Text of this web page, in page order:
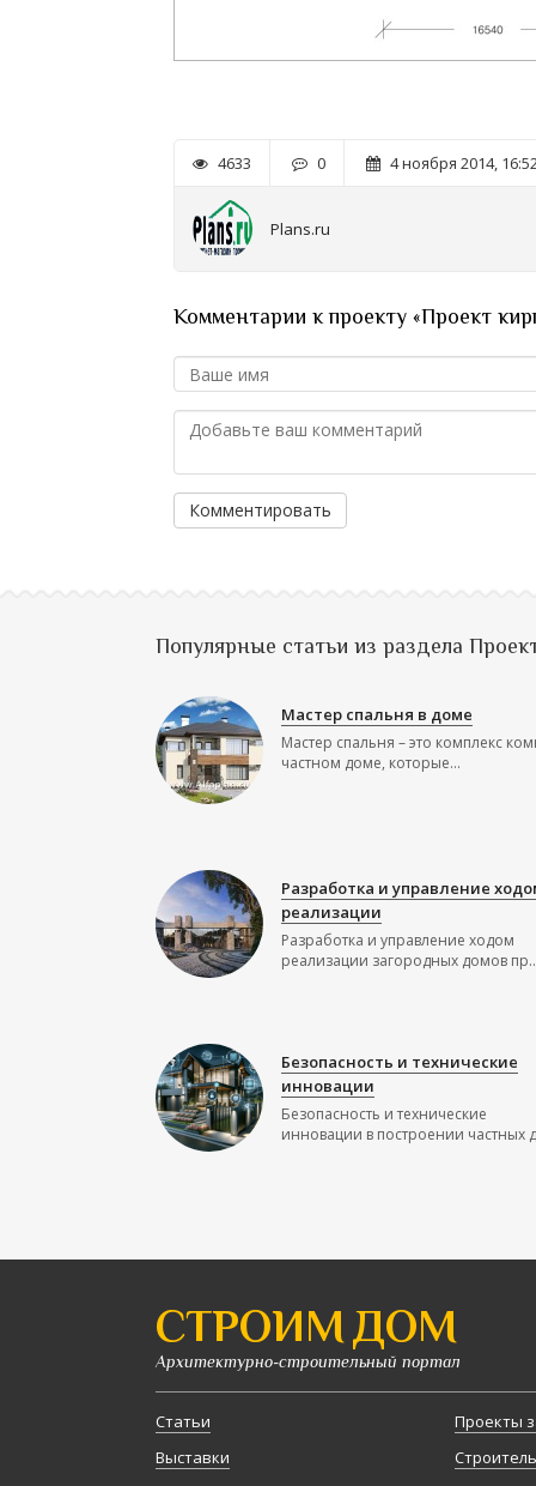
4633 0 4 ноября 2014,
Plans.ru
Комментарии к проекту «Проект
Комментировать
Популярные статьи из раздела
Мастер спальня в доме
Мастер спальня – это комплекс
частном доме, которые...
Разработка и управление
реализации
Разработка и управление ходом
реализации загородных домов
Безопасность и технические
инновации
Безопасность и технические
инновации в построении частных
СТРОИМ ДОМ
Архитектурно-строительный портал
Статьи
Выставки
Проекты